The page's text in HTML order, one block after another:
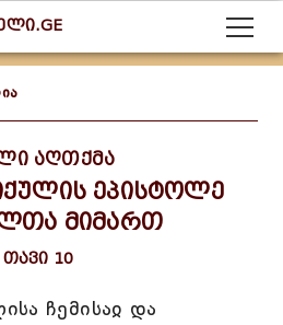
აღთქმა
ეპისტოლე
მიმართ
თავი 10
ჩემისაჲ და